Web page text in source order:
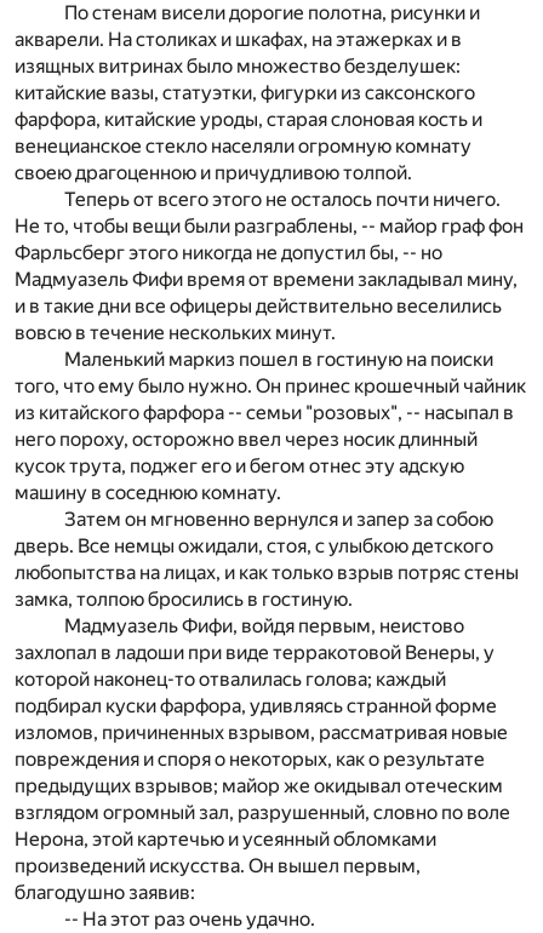
По стенам висели дорогие полотна, рисунки и
акварели. На столиках и шкафах, на этажерках и в
изящных витринах было множество безделушек:
китайские вазы, статуэтки, фигурки из саксонского
фарфора, китайские уроды, старая слоновая кость и
венецианское стекло населяли огромную комнату
своею драгоценною и причудливою толпой.
Теперь от всего этого не осталось почти ничего.
Не то, чтобы вещи были разграблены, -- майор граф фон
Фарльсберг этого никогда не допустил бы, -- но
Мадмуазель Фифи время от времени закладывал мину,
и в такие дни все офицеры действительно веселились
вовсю в течение нескольких минут.
Маленький маркиз пошел в гостиную на поиски
того, что ему было нужно. Он принес крошечный чайник
из китайского фарфора -- семьи "розовых", -- насыпал в
него пороху, осторожно ввел через носик длинный
кусок трута, поджег его и бегом отнес эту адскую
машину в соседнюю комнату.
Затем он мгновенно вернулся и запер за собою
дверь. Все немцы ожидали, стоя, с улыбкою детского
любопытства на лицах, и как только взрыв потряс стены
замка, толпою бросились в гостиную.
Мадмуазель Фифи, войдя первым, неистово
захлопал в ладоши при виде терракотовой Венеры, у
которой наконец-то отвалилась голова; каждый
подбирал куски фарфора, удивляясь странной форме
изломов, причиненных взрывом, рассматривая новые
повреждения и споря о некоторых, как о результате
предыдущих взрывов; майор же окидывал отеческим
взглядом огромный зал, разрушенный, словно по воле
Нерона, этой картечью и усеянный обломками
произведений искусства. Он вышел первым,
благодушно заявив:
-- На этот раз очень удачно.